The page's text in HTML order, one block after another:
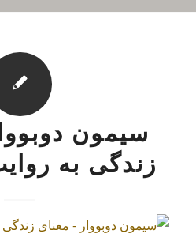
سیمون
زندگی به